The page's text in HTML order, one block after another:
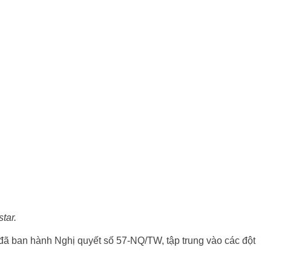
ban hành Nghị quyết số 57-NQ/TW, tập trung vào các đột